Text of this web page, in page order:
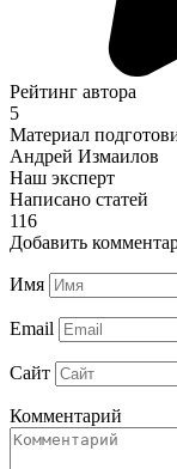
Рейтинг автора
5
Материал
Андрей Измаилов
Наш эксперт
Написано статей
116
Добавить
Имя
Email
Сайт
Комментарий